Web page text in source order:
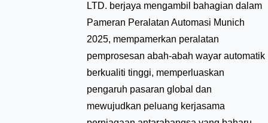
LTD. berjaya mengambil bahagian dalam
Pameran Peralatan Automasi Munich
2025, mempamerkan peralatan
pemprosesan abah-abah wayar automatik
berkualiti tinggi, memperluaskan
pengaruh pasaran global dan
mewujudkan peluang kerjasama